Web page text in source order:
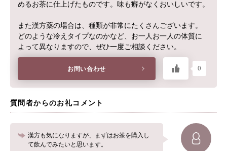
めるお茶に仕上げたものです。味も癖がなくおいしいです。
また漢方薬の場合は、種類が非常にたくさんございます。
どのような冷えタイプなのかなど、お一人お一人の体質に
よって異なりますので、ぜひ一度ご相談ください。
お問い合わせ 0
質問者からのお礼コメント
漢方も気になりますが、まずはお茶を購入し
て飲んでみたいと思います。